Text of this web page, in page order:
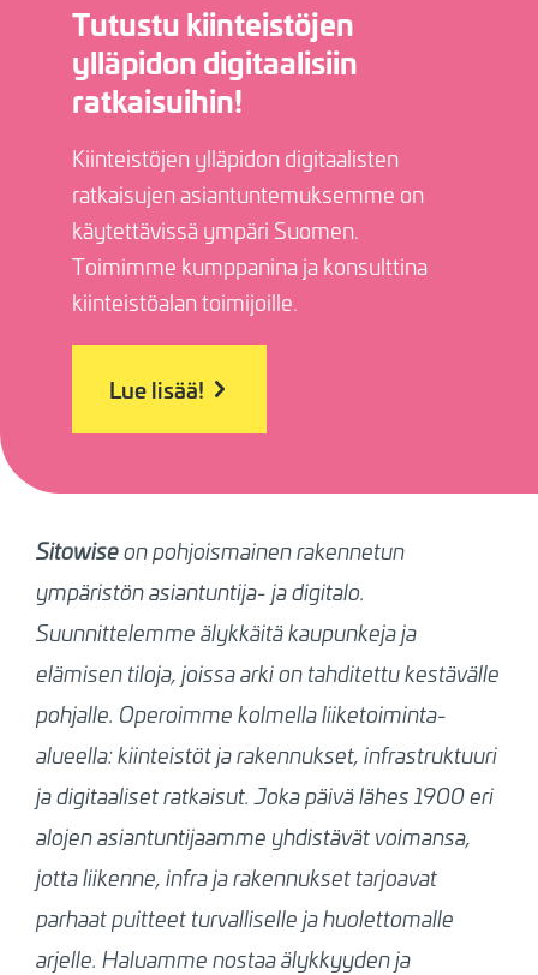
Tutustu kiinteistöjen
ylläpidon digitaalisiin
ratkaisuihin!
Kiinteistöjen ylläpidon digitaalisten
ratkaisujen asiantuntemuksemme on
käytettävissä ympäri Suomen.
Toimimme kumppanina ja konsulttina
kiinteistöalan toimijoille.
Lue lisää!
Sitowiseon pohjoismainen rakennetun
ympäristön asiantuntija- ja digitalo.
Suunnittelemme älykkäitä kaupunkeja ja
elämisen tiloja, joissa arki on tahditettu kestävälle
pohjalle. Operoimme kolmella liiketoiminta-
alueella: kiinteistöt ja rakennukset, infrastruktuuri
ja digitaaliset ratkaisut. Joka päivä lähes 1900 eri
alojen asiantuntijaamme yhdistävät voimansa,
jotta liikenne, infra ja rakennukset tarjoavat
parhaat puitteet turvalliselle ja huolettomalle
arjelle. Haluamme nostaa älykkyyden ja